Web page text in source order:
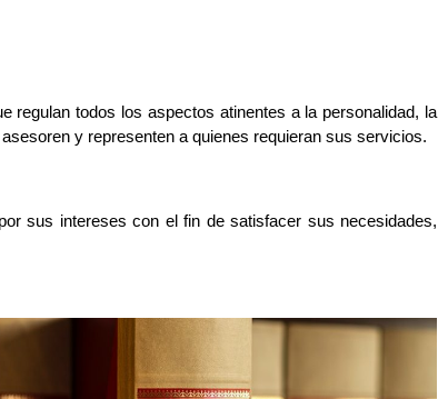
regulan todos los aspectos atinentes a la personalidad, la
y representen a quienes requieran sus servicios.
sus intereses con el fin de satisfacer sus necesidades,